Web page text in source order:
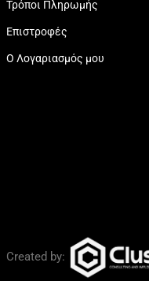
Τρόποι Πληρωμής
Επιστροφές
Ο Λογαριασμός μου
Created by: